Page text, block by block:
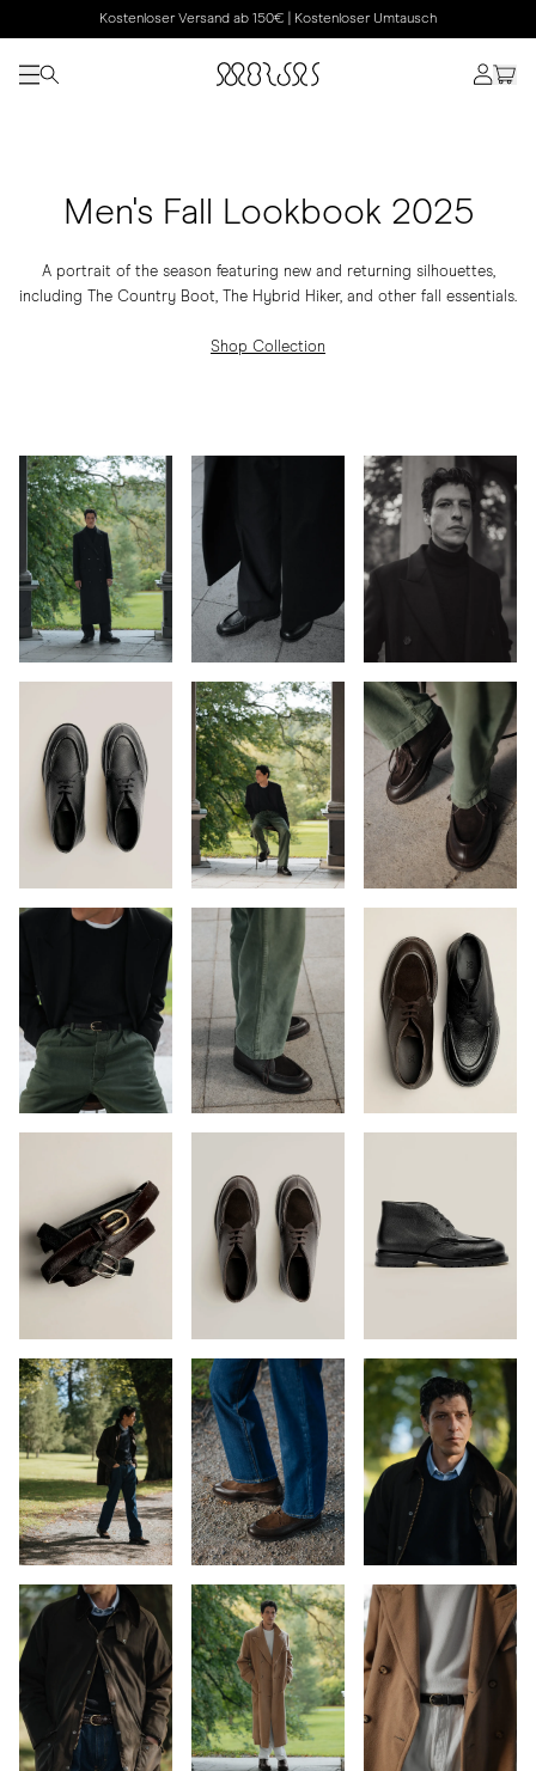
Kostenloser Versand ab 150€ | Kostenloser Umtausch
Men's Fall Lookbook 2025
A portrait of the season featuring new and returning silhouettes,
including The Country Boot, The Hybrid Hiker, and other fall essentials.
Shop Collection